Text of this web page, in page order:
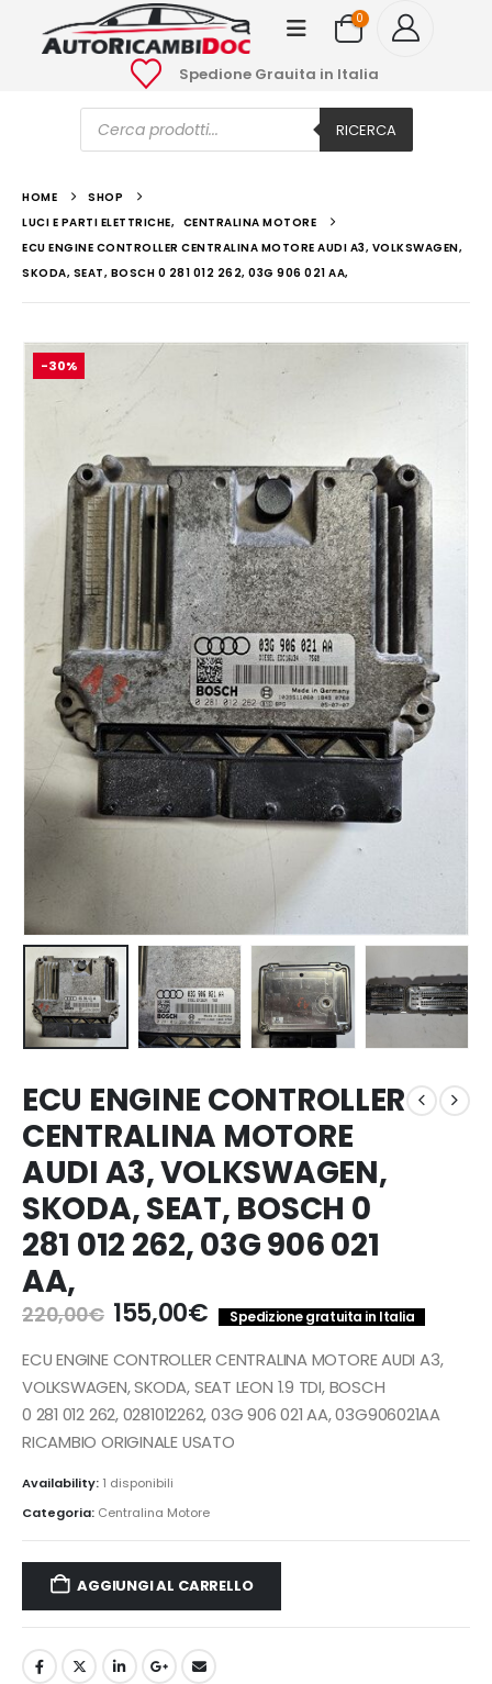
0
Spedione Grauita in Italia
Ricerca
prodotti RICERCA
HOME
SHOP
LUCI E PARTI ELETTRICHE, CENTRALINA MOTORE
ECU ENGINE CONTROLLER CENTRALINA MOTORE AUDI A3, VOLKSWAGEN,
SKODA, SEAT, BOSCH 0 281 012 262, 03G 906 021 AA,
-30%
ECU ENGINE CONTROLLER
CENTRALINA MOTORE
AUDI A3, VOLKSWAGEN,
SKODA, SEAT, BOSCH 0
281 012 262, 03G 906 021
AA,
220,00€ Il
prezzo
originale
era:
220,00€.
155,00€Il
prezzo
attuale
è:
155,00€.
Spedizione gratuita in Italia
ECU ENGINE CONTROLLER CENTRALINA MOTORE AUDI A3,
VOLKSWAGEN, SKODA, SEAT LEON 1.9 TDI, BOSCH
0 281 012 262, 0281012262, 03G 906 021 AA, 03G906021AA
RICAMBIO ORIGINALE USATO
Availability: 1 disponibili
Categoria: Centralina Motore
AGGIUNGI AL CARRELLO